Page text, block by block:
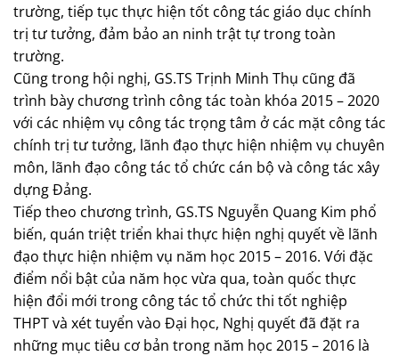
trường, tiếp tục thực hiện tốt công tác giáo dục chính
trị tư tưởng, đảm bảo an ninh trật tự trong toàn
trường.
Cũng trong hội nghị, GS.TS Trịnh Minh Thụ cũng đã
trình bày chương trình công tác toàn khóa 2015 – 2020
với các nhiệm vụ công tác trọng tâm ở các mặt công tác
chính trị tư tưởng, lãnh đạo thực hiện nhiệm vụ chuyên
môn, lãnh đạo công tác tổ chức cán bộ và công tác xây
dựng Đảng.
Tiếp theo chương trình, GS.TS Nguyễn Quang Kim phổ
biến, quán triệt triển khai thực hiện nghị quyết về lãnh
đạo thực hiện nhiệm vụ năm học 2015 – 2016. Với đặc
điểm nổi bật của năm học vừa qua, toàn quốc thực
hiện đổi mới trong công tác tổ chức thi tốt nghiệp
THPT và xét tuyển vào Đại học, Nghị quyết đã đặt ra
những mục tiêu cơ bản trong năm học 2015 – 2016 là